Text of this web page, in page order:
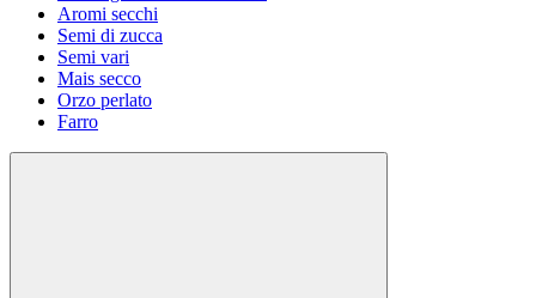
Aromi secchi
Semi di zucca
Semi vari
Mais secco
Orzo perlato
Farro